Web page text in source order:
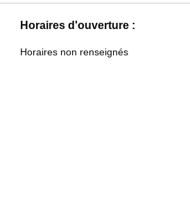
Horaires d'ouverture :
Horaires non renseignés